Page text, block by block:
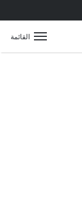
القائمة